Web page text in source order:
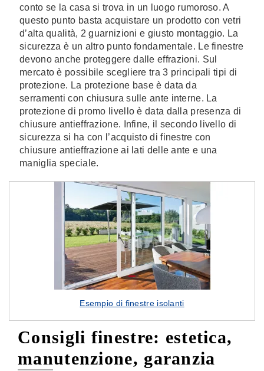
conto se la casa si trova in un luogo rumoroso. A
questo punto basta acquistare un prodotto con vetri
d’alta qualità, 2 guarnizioni e giusto montaggio. La
sicurezza è un altro punto fondamentale. Le finestre
devono anche proteggere dalle effrazioni. Sul
mercato è possibile scegliere tra 3 principali tipi di
protezione. La protezione base è data da
serramenti con chiusura sulle ante interne. La
protezione di promo livello è data dalla presenza di
chiusure antieffrazione. Infine, il secondo livello di
sicurezza si ha con l’acquisto di finestre con
chiusure antieffrazione ai lati delle ante e una
maniglia speciale.
Esempio di finestre isolanti
Consigli finestre: estetica,
manutenzione, garanzia